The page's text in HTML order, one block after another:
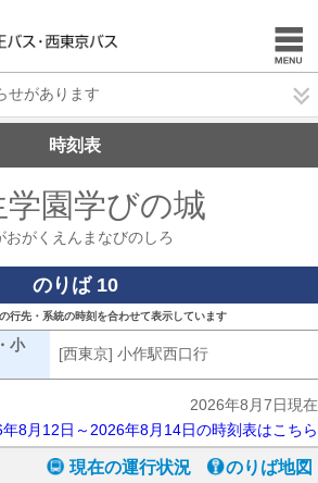
せがあります
時刻表
学園学びの城
おがくえんまなびのしろ
のりば 10
行先・系統の時刻を合わせて表示しています
小
[西東京] 小作駅西口行
2026年8月7日現在
年8月12日～2026年8月14日の時刻表はこちら
現在の運行状況 のりば地図